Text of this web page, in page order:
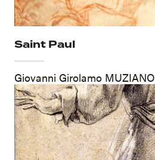
Saint Paul
Giovanni Girolamo MUZIANO